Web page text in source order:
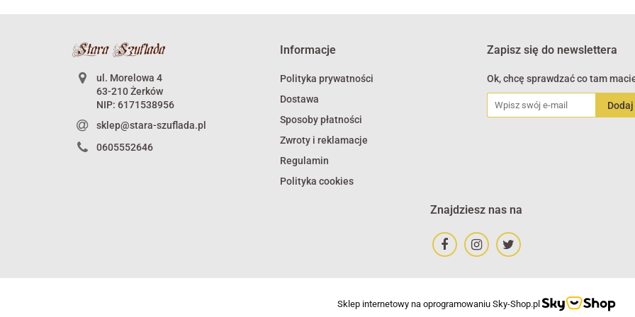
ul. Morelowa 4
63-210 Żerków
NIP: 6171538956
sklep@stara-szuflada.pl
0605552646
Informacje
Polityka prywatności
Dostawa
Sposoby płatności
Zwroty i reklamacje
Regulamin
Polityka cookies
Zapisz się do newslettera
Ok, chcę sprawdzać co tam
Znajdziesz nas na
Sklep internetowy na oprogramowaniu Sky-Shop.pl